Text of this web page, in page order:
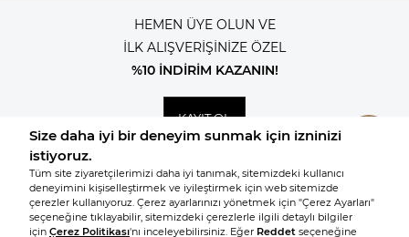
HEMEN ÜYE OLUN VE
İLK ALIŞVERİŞİNİZE ÖZEL
%10 İNDİRİM KAZANIN!
KAYIT OL